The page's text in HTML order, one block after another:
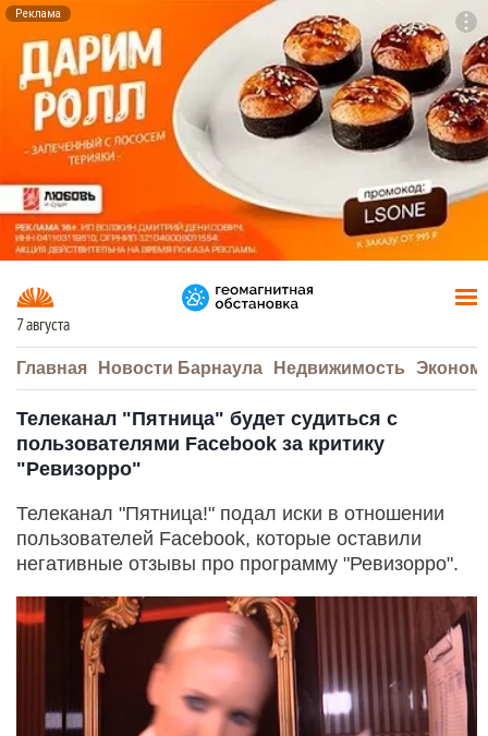
Реклама
7 августа
Главная Новости Барнаула Недвижимость
Телеканал "Пятница" будет судиться с
пользователями Facebook за критику
"Ревизорро"
Телеканал "Пятница!" подал иски в отношении
пользователей Facebook, которые оставили
негативные отзывы про программу "Ревизорро".